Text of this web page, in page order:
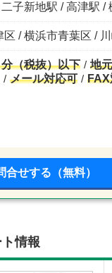
子新地駅 / 高津駅 /
区 / 横浜市青葉区 /
（税抜）以下 地
メール対応可 FAX
合せする（無料）
情報